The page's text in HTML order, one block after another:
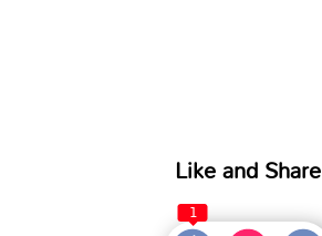
Like and Share
1